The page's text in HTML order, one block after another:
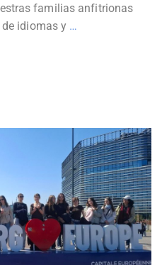
familias anfitrionas
idiomas y …